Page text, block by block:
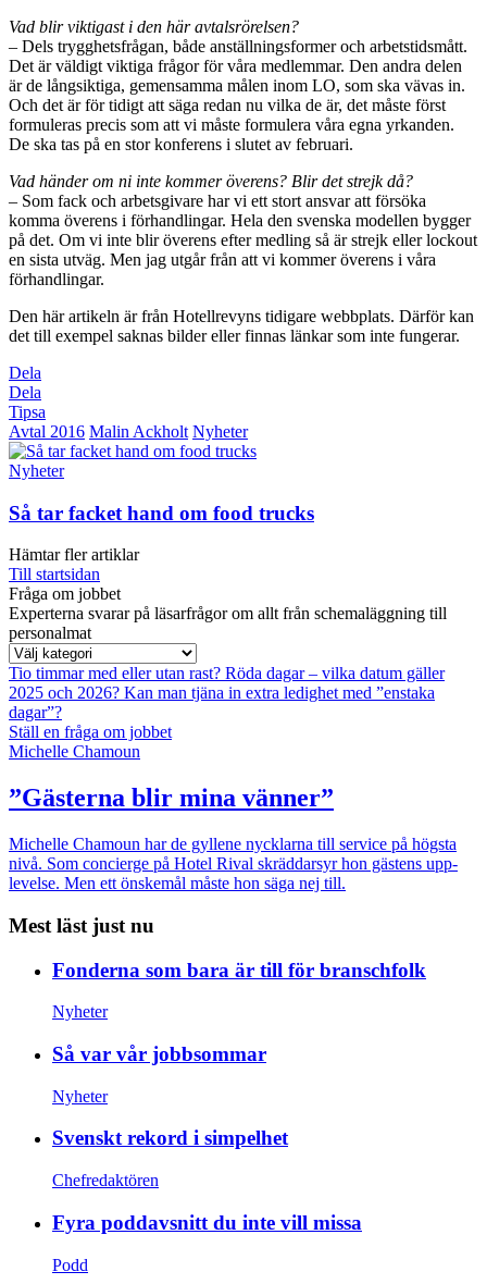
Vad blir viktigast i den här avtalsrörelsen?
– Dels trygghetsfrågan, både anställningsformer och arbetstidsmått.
Det är väldigt viktiga frågor för våra medlemmar. Den andra delen
är de långsiktiga, gemensamma målen inom LO, som ska vävas in.
Och det är för tidigt att säga redan nu vilka de är, det måste först
formuleras precis som att vi måste formulera våra egna yrkanden.
De ska tas på en stor konferens i slutet av februari.
Vad händer om ni inte kommer överens? Blir det strejk då?
– Som fack och arbetsgivare har vi ett stort ansvar att försöka
komma överens i förhandlingar. Hela den svenska modellen bygger
på det. Om vi inte blir överens efter medling så är strejk eller lockout
en sista utväg. Men jag utgår från att vi kommer överens i våra
förhandlingar.
Den här artikeln är från Hotellrevyns tidigare webbplats. Därför kan
det till exempel saknas bilder eller finnas länkar som inte fungerar.
Dela
Dela
Tipsa
Avtal 2016 Malin Ackholt Nyheter
Nyheter
Så tar facket hand om food trucks
Hämtar fler artiklar
Till startsidan
Fråga om jobbet
Experterna svarar på läsarfrågor om allt från schemaläggning till
personalmat
Tio timmar med eller utan rast? Röda dagar – vilka datum gäller
2025 och 2026? Kan man tjäna in extra ledighet med ”enstaka
dagar”?
Ställ en fråga om jobbet
Michelle Chamoun
”Gästerna blir mina vänner”
Michelle Chamoun har de gyllene nycklarna till service på högsta
nivå. Som concierge på Hotel Rival skräddarsyr hon gästens upp­
levelse. Men ett önskemål måste hon säga nej till.
Mest läst just nu
Fonderna som bara är till för branschfolk
Nyheter
Så var vår jobbsommar
Nyheter
Svenskt rekord i simpelhet
Chefredaktören
Fyra poddavsnitt du inte vill missa
Podd